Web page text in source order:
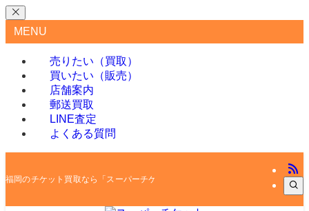
MENU
売りたい（買取）
買いたい（販売）
店舗案内
郵送買取
LINE査定
よくある質問
福岡のチケット買取なら「スーパーチケット」